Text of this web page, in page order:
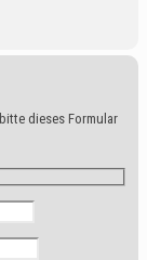
bitte dieses Formular